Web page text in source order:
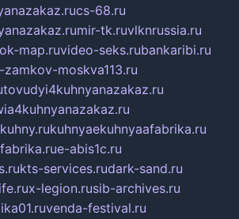
cs-68.ru
mir-tk.ruvlknrussia.ru
map.ruvideo-seks.rubankaribi.ru
moskva113.ru
tovudyi4kuhnyanazakaz.ru
kuhnyaekuhnyaafabrika.ru
e-abis1c.ru
kts-services.rudark-sand.ru
x-legion.rusib-archives.ru
venda-festival.ru